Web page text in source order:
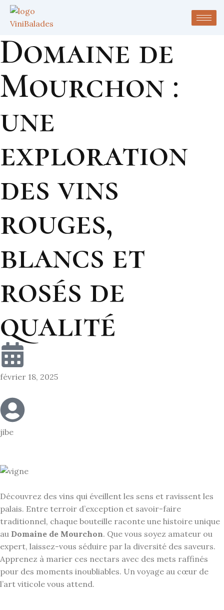
Domaine de
Mourchon :
une
exploration
des vins
rouges,
blancs et
rosés de
qualité
février 18, 2025
jibe
Découvrez des vins qui éveillent les sens et ravissent les
palais. Entre terroir d’exception et savoir-faire
traditionnel, chaque bouteille raconte une histoire unique
au Domaine de Mourchon. Que vous soyez amateur ou
expert, laissez-vous séduire par la diversité des saveurs.
Apprenez à marier ces nectars avec des mets raffinés
pour des moments inoubliables. Un voyage au cœur de
l’art viticole vous attend.